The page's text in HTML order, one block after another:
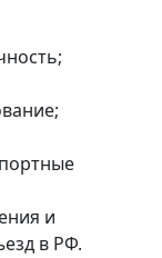
и
в РФ.